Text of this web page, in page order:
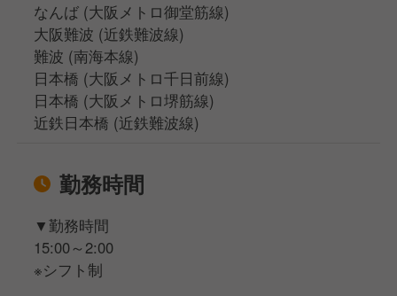
なんば (大阪メトロ御堂筋線)
大阪難波 (近鉄難波線)
難波 (南海本線)
日本橋 (大阪メトロ千日前線)
日本橋 (大阪メトロ堺筋線)
近鉄日本橋 (近鉄難波線)
勤務時間
▼勤務時間
15:00～2:00
※シフト制